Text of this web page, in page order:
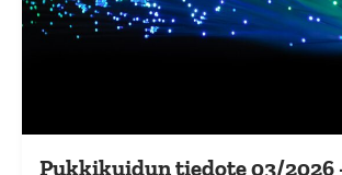
Pukkikuidun tiedote 03/2026